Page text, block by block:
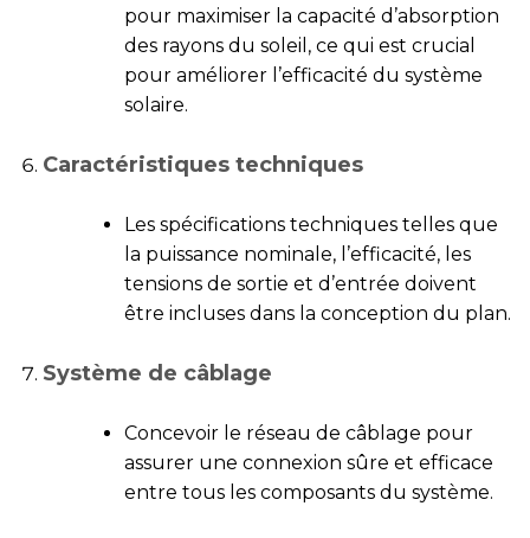
pour maximiser la capacité d’absorption
des rayons du soleil, ce qui est crucial
pour améliorer l’efficacité du système
solaire.
Caractéristiques techniques
Les spécifications techniques telles que
la puissance nominale, l’efficacité, les
tensions de sortie et d’entrée doivent
être incluses dans la conception du plan.
Système de câblage
Concevoir le réseau de câblage pour
assurer une connexion sûre et efficace
entre tous les composants du système.